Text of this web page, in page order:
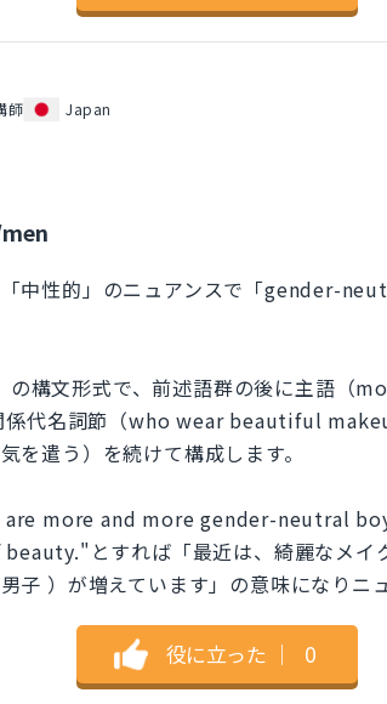
師
Japan
「中性的」のニュアンスで「gender-
構文形式で、前述語群の後に主語（
係代名詞節（who wear beautiful
を遣う）を続けて構成します。
are more and more gender-neutral
とすれば「最近は、綺麗なメイ
子 ）が増えています」の意味になりニ
役に立った ｜ 0